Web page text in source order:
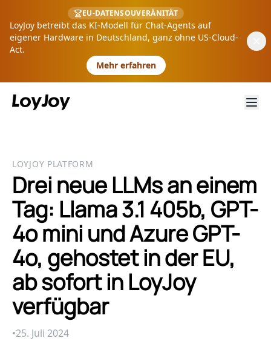
EU-DATENSOUVERÄNITÄT
LoyJoy betreibt das KI-Modell für Chat-Agents auf
eigener Hardware in Deutschland, ganz ohne US-Cloud-
Act.
Mehr erfahren
LOYJOY PLATFORM
Drei neue LLMs an einem
Tag: Llama 3.1 405b, GPT-
4o mini und Azure GPT-
4o, gehostet in der EU,
ab sofort in LoyJoy
verfügbar
•25. Juli 2024